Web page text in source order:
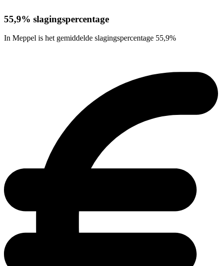
55,9% slagingspercentage
In Meppel is het gemiddelde slagingspercentage 55,9%